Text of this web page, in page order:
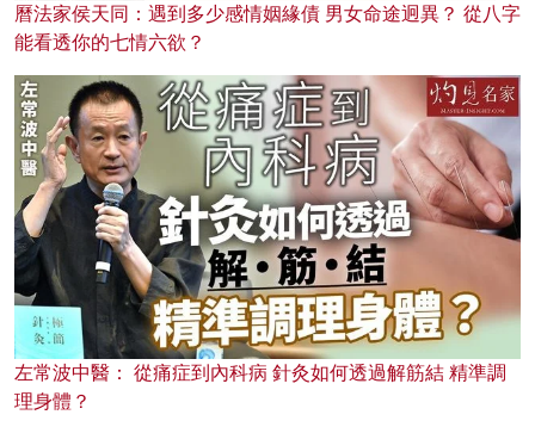
曆法家侯天同：遇到多少感情姻緣債 男女命途迥異？ 從八字
能看透你的七情六欲？
左常波中醫： 從痛症到內科病 針灸如何透過解筋結 精準調
理身體？